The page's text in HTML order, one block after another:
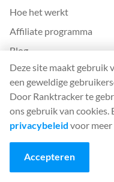
Hoe het werkt
Affiliate programma
Blog
SEO Woordenlijst
SEO Gids
Gratis SEO-tools
Gastpost Overeenkomst
Geschiedenis algoritme-
Deze site maakt gebruik
een geweldige
Door Ranktracker te
ons gebruik van cookies.
privacybeleid voor
Accepteren